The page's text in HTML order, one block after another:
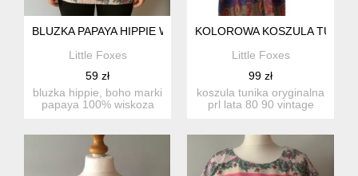
BLUZKA PAPAYA HIPPIE WISKOZA
Little Foxes
59 zł
bluzka hippie, boho marki
papaya 100% wiskoza
KOLOROWA KOSZULA
Little Foxes
99 zł
koszula tunika oryginalna
prl lata 80 90 vintage